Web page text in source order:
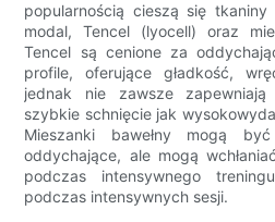
popularnością cieszą się
modal, Tencel (lyocell) oraz
Tencel są cenione za
profile, oferujące gładkość,
jednak nie zawsze
szybkie schnięcie jak
Mieszanki bawełny mogą
oddychające, ale mogą
podczas intensywnego
podczas intensywnych sesji.